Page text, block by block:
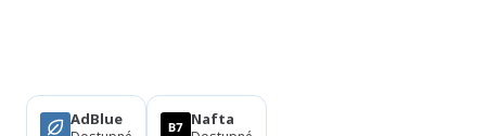
AdBlue Nafta